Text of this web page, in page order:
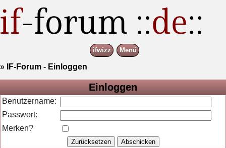
ifwizz Menü
» IF-Forum - Einloggen
Einloggen
Benutzername:
Passwort:
Merken?